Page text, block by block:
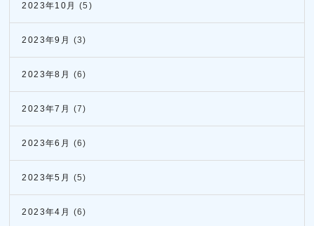
2023年10月 (5)
2023年9月 (3)
2023年8月 (6)
2023年7月 (7)
2023年6月 (6)
2023年5月 (5)
2023年4月 (6)